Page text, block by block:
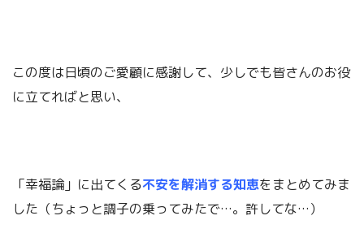
この度は日頃のご愛顧に感謝して、少しでも皆さんのお役
に立てればと思い、
「幸福論」に出てくる不安を解消する知恵をまとめてみま
した（ちょっと調子の乗ってみたで…。許してな…）